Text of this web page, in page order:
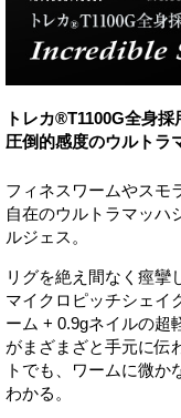
トレカ®T1100G全身採
圧倒的感度のウルトラ
フィネスワームやスモ
自在のウルトラマッハ
ルジェス。
リグを絶え間なく痙攣
マイクロピッチシェイ
ーム + 0.9gネイルの超
がまざまざと手元に伝
トでも、ワームに微か
わかる。